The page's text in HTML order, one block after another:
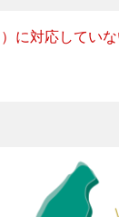
に対応してい